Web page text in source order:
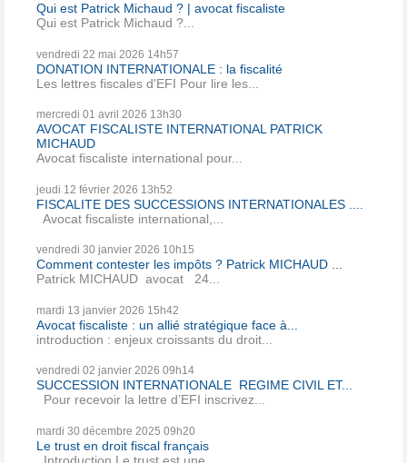
Qui est Patrick Michaud ? | avocat fiscaliste
Qui est Patrick Michaud ?...
vendredi 22 mai 2026 14h57
DONATION INTERNATIONALE : la fiscalité
Les lettres fiscales d'EFI Pour lire les...
mercredi 01 avril 2026 13h30
AVOCAT FISCALISTE INTERNATIONAL PATRICK
MICHAUD
Avocat fiscaliste international pour...
jeudi 12 février 2026 13h52
FISCALITE DES SUCCESSIONS INTERNATIONALES ....
Avocat fiscaliste international,...
vendredi 30 janvier 2026 10h15
Comment contester les impôts ? Patrick MICHAUD ...
Patrick MICHAUD avocat 24...
mardi 13 janvier 2026 15h42
Avocat fiscaliste : un allié stratégique face à...
introduction : enjeux croissants du droit...
vendredi 02 janvier 2026 09h14
SUCCESSION INTERNATIONALE REGIME CIVIL ET...
Pour recevoir la lettre d’EFI inscrivez...
mardi 30 décembre 2025 09h20
Le trust en droit fiscal français